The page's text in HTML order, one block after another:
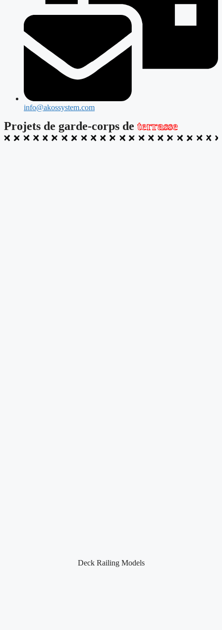
info@akossystem.com
Projets de garde-corps de terrasse
Deck Railing Models